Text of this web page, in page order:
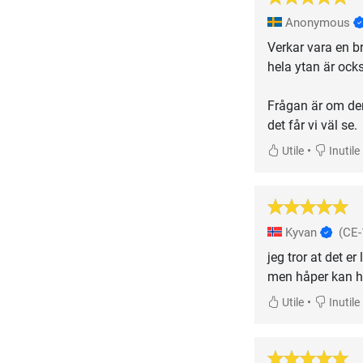
Anonymous
Verkar vara en
hela ytan är
Frågan är om
det får vi väl se.
Utile• Inutile
Kyvan
jeg tror at det er
men håper kan
Utile• Inutile